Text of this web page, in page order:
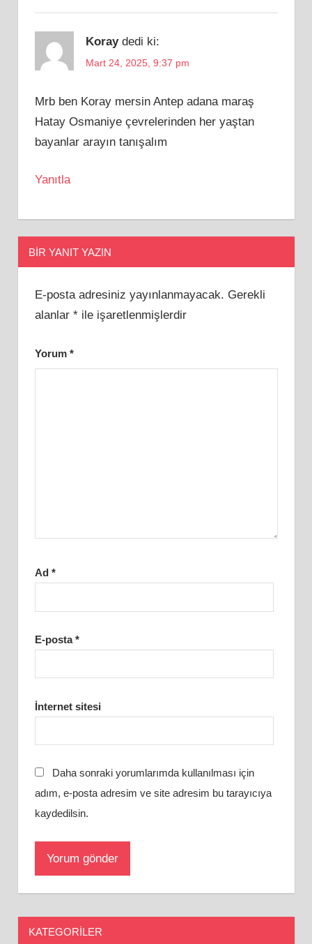
Koray dedi ki:
Mart 24, 2025, 9:37 pm
Mrb ben Koray mersin Antep adana maraş
Hatay Osmaniye çevrelerinden her yaştan
bayanlar arayın tanışalım
Yanıtla
BIR YANIT YAZIN
E-posta adresiniz yayınlanmayacak. Gerekli
alanlar *ile işaretlenmişlerdir
Yorum *
Ad *
E-posta*
İnternet sitesi
Daha sonraki yorumlarımda kullanılması için
adım, e-posta adresim ve site adresim bu tarayıcıya
kaydedilsin.
KATEGORILER